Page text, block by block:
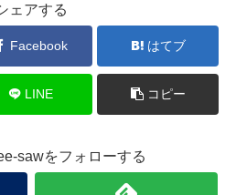
ェアする
Facebook はてブ
LINE コピー
sawをフォローする